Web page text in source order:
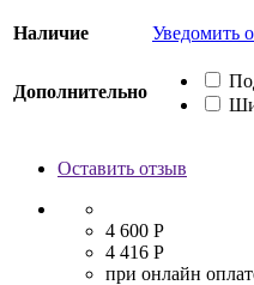
Наличие Уведомить
Дополнительно
Оставить отзыв
4 600 Р
4 416 Р
при онлайн